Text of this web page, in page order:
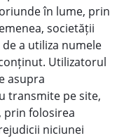
în lume, prin
societății
de a utiliza numele
Utilizatorul
asupra
transmite pe site,
prin folosirea
niciunei